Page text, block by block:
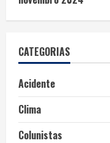
CATEGORIAS
Acidente
Clima
Colunistas